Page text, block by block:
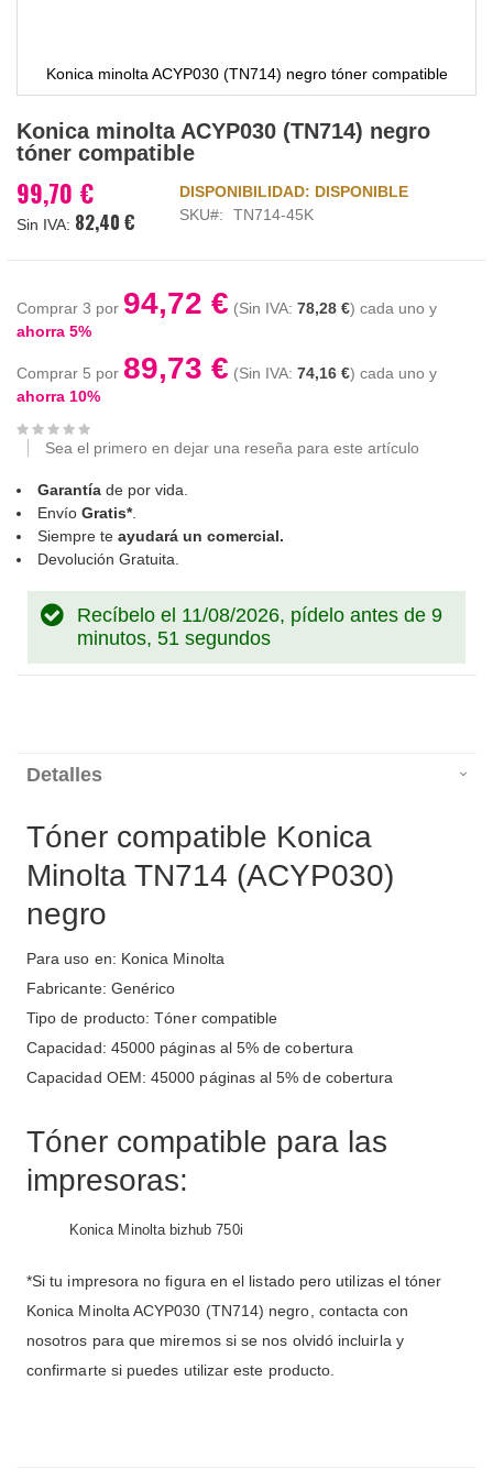
Konica minolta ACYP030 (TN714) negro tóner compatible
al
comienzo
la
galería
Konica minolta ACYP030 (TN714) negro
tóner compatible
99,70 €
82,40 €
DISPONIBILIDAD: DISPONIBLE
SKU
TN714-45K
Comprar 3 por 94,72 € 78,28 € cada uno y
ahorra 5%
Comprar 5 por 89,73 € 74,16 € cada uno y
ahorra 10%
Sea el primero en dejar una reseña para este artículo
Garantía de por vida.
Envío Gratis*.
Siempre te ayudará un comercial.
Devolución Gratuita.
Recíbelo el 11/08/2026, pídelo antes de 9
minutos, 51 segundos
Detalles
Tóner compatible Konica
Minolta TN714 (ACYP030)
negro
Para uso en: Konica Minolta
Fabricante: Genérico
Tipo de producto: Tóner compatible
Capacidad: 45000 páginas al 5% de cobertura
Capacidad OEM: 45000 páginas al 5% de cobertura
Tóner compatible para las
impresoras:
Konica Minolta bizhub 750i
*Si tu impresora no figura en el listado pero utilizas el tóner
Konica Minolta ACYP030 (TN714) negro, contacta con
nosotros para que miremos si se nos olvidó incluirla y
confirmarte si puedes utilizar este producto.